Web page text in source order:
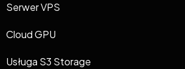
Serwer VPS
Cloud GPU
Usługa S3 Storage